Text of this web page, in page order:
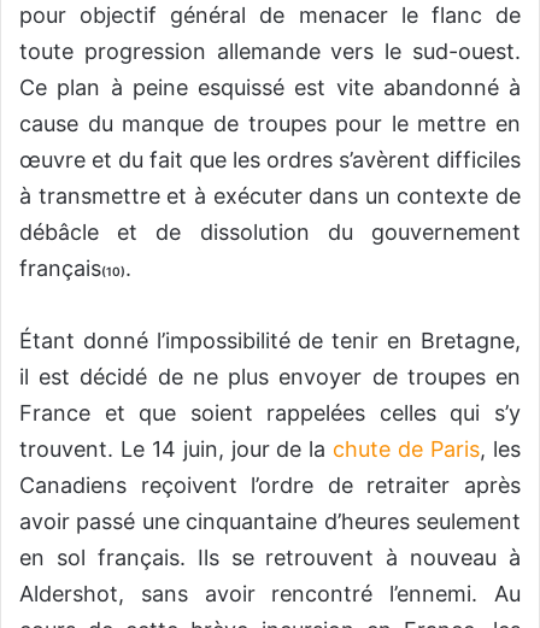
pour objectif général de menacer le flanc de
toute progression allemande vers le sud-ouest.
Ce plan à peine esquissé est vite abandonné à
cause du manque de troupes pour le mettre en
œuvre et du fait que les ordres s’avèrent difficiles
à transmettre et à exécuter dans un contexte de
débâcle et de dissolution du gouvernement
français(10).
Étant donné l’impossibilité de tenir en Bretagne,
il est décidé de ne plus envoyer de troupes en
France et que soient rappelées celles qui s’y
trouvent. Le 14 juin, jour de la chute de Paris, les
Canadiens reçoivent l’ordre de retraiter après
avoir passé une cinquantaine d’heures seulement
en sol français. Ils se retrouvent à nouveau à
Aldershot, sans avoir rencontré l’ennemi. Au